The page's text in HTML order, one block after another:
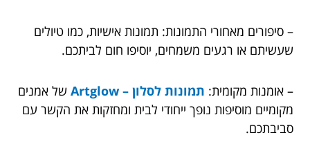
– סיפורים מאחורי התמונות: תמונות אישיות, כמו טיולים
שעשיתם או רגעים משמחים, יוסיפו חום לביתכם.
– אומנות מקומית: תמונות לסלון – Artglow
של אמנים
מקומיים מוסיפות נופך ייחודי לבית ומחזקות את הקשר עם
סביבתכם.